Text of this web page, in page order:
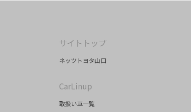
サイトトップ
ネッツトヨタ山口
CarLinup
取扱い車一覧